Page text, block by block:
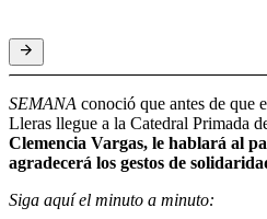
SEMANA conoció que antes de que
Lleras llegue a la Catedral Primada
Clemencia Vargas, le hablará al
agradecerá los gestos de
Siga aquí el minuto a minuto: